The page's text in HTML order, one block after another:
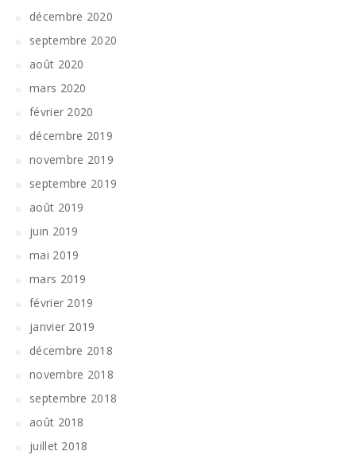
décembre 2020
septembre 2020
août 2020
mars 2020
février 2020
décembre 2019
novembre 2019
septembre 2019
août 2019
juin 2019
mai 2019
mars 2019
février 2019
janvier 2019
décembre 2018
novembre 2018
septembre 2018
août 2018
juillet 2018